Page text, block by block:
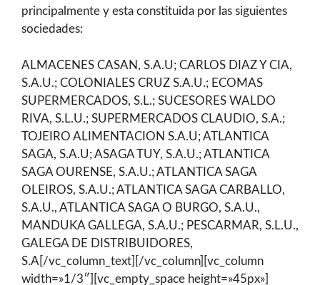
principalmente y esta constituida por las siguientes
sociedades:
ALMACENES CASAN, S.A.U; CARLOS DIAZ Y CIA,
S.A.U.; COLONIALES CRUZ S.A.U.; ECOMAS
SUPERMERCADOS, S.L.; SUCESORES WALDO
RIVA, S.L.U.; SUPERMERCADOS CLAUDIO, S.A.;
TOJEIRO ALIMENTACION S.A.U; ATLANTICA
SAGA, S.A.U; ASAGA TUY, S.A.U.; ATLANTICA
SAGA OURENSE, S.A.U.; ATLANTICA SAGA
OLEIROS, S.A.U.; ATLANTICA SAGA CARBALLO,
S.A.U., ATLANTICA SAGA O BURGO, S.A.U.,
MANDUKA GALLEGA, S.A.U.; PESCARMAR, S.L.U.,
GALEGA DE DISTRIBUIDORES,
S.A[/vc_column_text][/vc_column][vc_column
width=»1/3″][vc_empty_space height=»45px»]